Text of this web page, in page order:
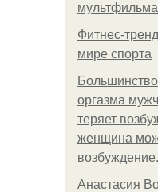
Фитнес-
мире спорта
оргазма
теряет
женщина
возбуждение.
Анастасия